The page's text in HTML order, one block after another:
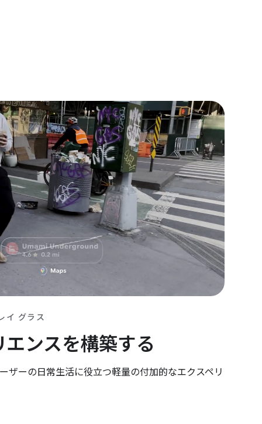
イ グラス
ンスを構築する
ザーの日常生活に役立つ軽量の付加的なエクスペリ